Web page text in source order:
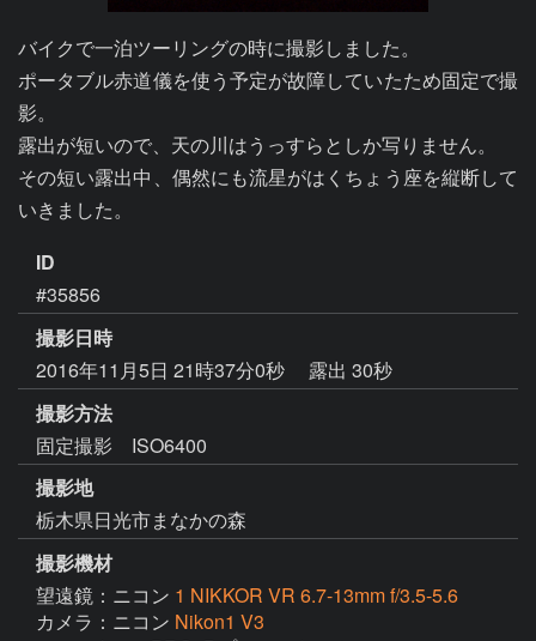
バイクで一泊ツーリングの時に撮影しました。
ポータブル赤道儀を使う予定が故障していたため固定で撮
影。
露出が短いので、天の川はうっすらとしか写りません。
その短い露出中、偶然にも流星がはくちょう座を縦断して
いきました。
ID
#35856
撮影日時
2016年11月5日 21時37分0秒
露出 30秒
撮影方法
固定撮影 ISO6400
撮影地
栃木県日光市まなかの森
撮影機材
望遠鏡：ニコン 1 NIKKOR VR 6.7-13mm f/3.5-5.6
カメラ：ニコン Nikon1 V3